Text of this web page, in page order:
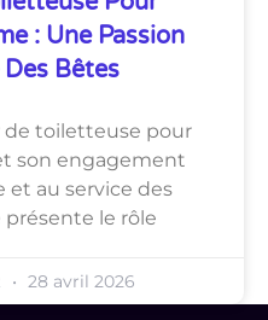
: Une Passion
Bêtes
de toiletteuse pour
son engagement
et au service des
présente le rôle
28 avril 2026